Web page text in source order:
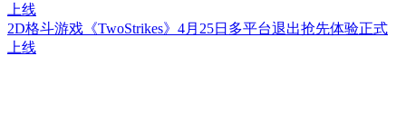
上线
2D格斗游戏《TwoStrikes》4月25日多平台退出抢先体验正式
上线